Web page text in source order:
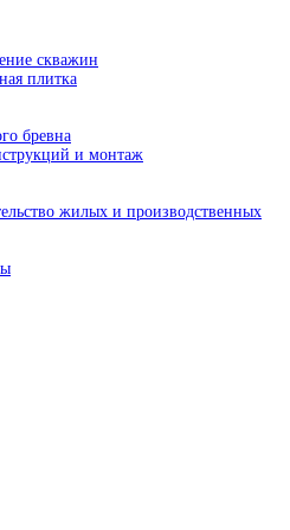
скважин
плитка
бревна
и монтаж
жилых и производственных